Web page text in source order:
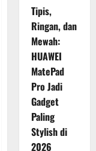
Tipis,
Ringan, dan
Mewah:
HUAWEI
MatePad
Pro Jadi
Gadget
Paling
Stylish di
2026